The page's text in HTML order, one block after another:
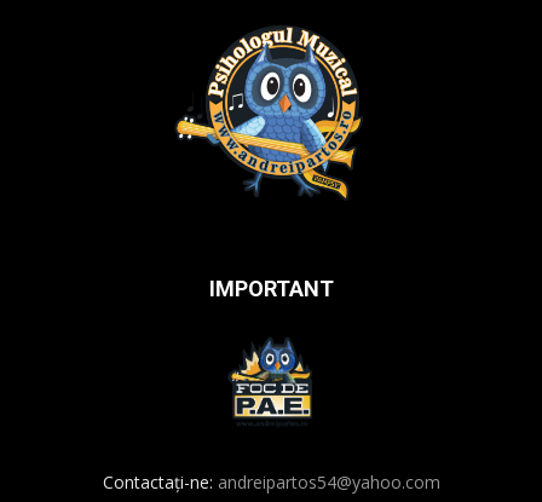
IMPORTANT
Contactați-ne: andreipartos54@yahoo.com